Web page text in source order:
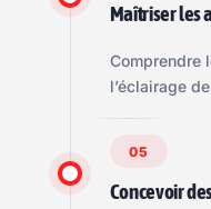
Maîtriser les
Comprendre
l’éclairage
05
Concevoir